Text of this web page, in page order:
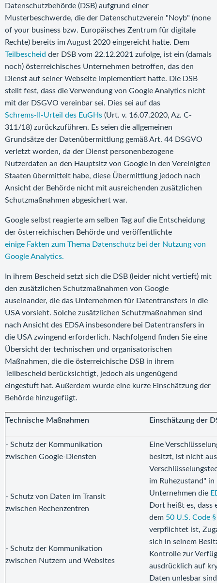
Datenschutzbehörde (DSB) aufgrund einer
Musterbeschwerde, die der Datenschutzverein "Noyb" (none
of your business bzw. Europäisches Zentrum für digitale
Rechte) bereits im August 2020 eingereicht hatte. Dem
Teilbescheid der DSB vom 22.12.2021 zufolge, ist ein (damals
noch) österreichisches Unternehmen betroffen, das den
Dienst auf seiner Webseite implementiert hatte. Die DSB
stellt fest, dass die Verwendung von Google Analytics nicht
mit der DSGVO vereinbar sei. Dies sei auf das
Schrems-II-Urteil des EuGHs (Urt. v. 16.07.2020, Az. C-
311/18) zurückzuführen. Es seien die allgemeinen
Grundsätze der Datenübermittlung gemäß Art. 44 DSGVO
verletzt worden, da der Dienst personenbezogene
Nutzerdaten an den Hauptsitz von Google in den Vereinigten
Staaten übermittelt habe, diese Übermittlung jedoch nach
Ansicht der Behörde nicht mit ausreichenden zusätzlichen
Schutzmaßnahmen abgesichert war.
Google selbst reagierte am selben Tag auf die Entscheidung
der österreichischen Behörde und veröffentlichte
einige Fakten zum Thema Datenschutz bei der Nutzung von
Google Analytics.
In ihrem Bescheid setzt sich die DSB (leider nicht vertieft) mit
den zusätzlichen Schutzmaßnahmen von Google
auseinander, die das Unternehmen für Datentransfers in die
USA vorsieht. Solche zusätzlichen Schutzmaßnahmen sind
nach Ansicht des EDSA insbesondere bei Datentransfers in
die USA zwingend erforderlich. Nachfolgend finden Sie eine
Übersicht der technischen und organisatorischen
Maßnahmen, die die österreichische DSB in ihrem
Teilbescheid berücksichtigt, jedoch als ungenügend
eingestuft hat. Außerdem wurde eine kurze Einschätzung der
Behörde hinzugefügt.
Technische Maßnahmen Einschätzung der
- Schutz der Kommunikation
zwischen Google-Diensten
- Schutz von Daten im Transit
zwischen Rechenzentren
- Schutz der Kommunikation
zwischen Nutzern und Websites
Eine
besitzt, ist nicht
im Ruhezustand"
Unternehmen die
Dort heißt es, dass
dem 50 U.S. Code
verpflichtet ist,
sich in seinem
Kontrolle zur
ausdrücklich auf
Daten unlesbar